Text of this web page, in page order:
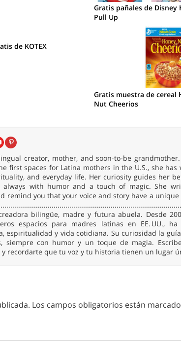
Gratis pañales de Disney
Pull Up
de KOTEX
Gratis muestra de cereal
Nut Cheerios
creator, mother, and soon-to-be grandmother.
first spaces for Latina mothers in the U.S., she has
and everyday life. Her curiosity guides her
always with humor and a touch of magic. She
remind you that your voice and story have a unique
bilingüe, madre y futura abuela. Desde
espacios para madres latinas en EE. UU.,
espiritualidad y vida cotidiana. Su curiosidad la
siempre con humor y un toque de magia.
recordarte que tu voz y tu historia tienen un lugar
Los campos obligatorios están